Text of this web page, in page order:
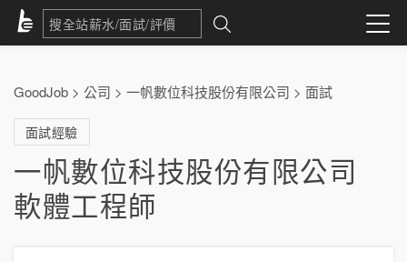
GoodJob > 公司 > 一帆數位科技股份有限公司 > 面試
面試經驗
一帆數位科技股份有限公司
軟體工程師